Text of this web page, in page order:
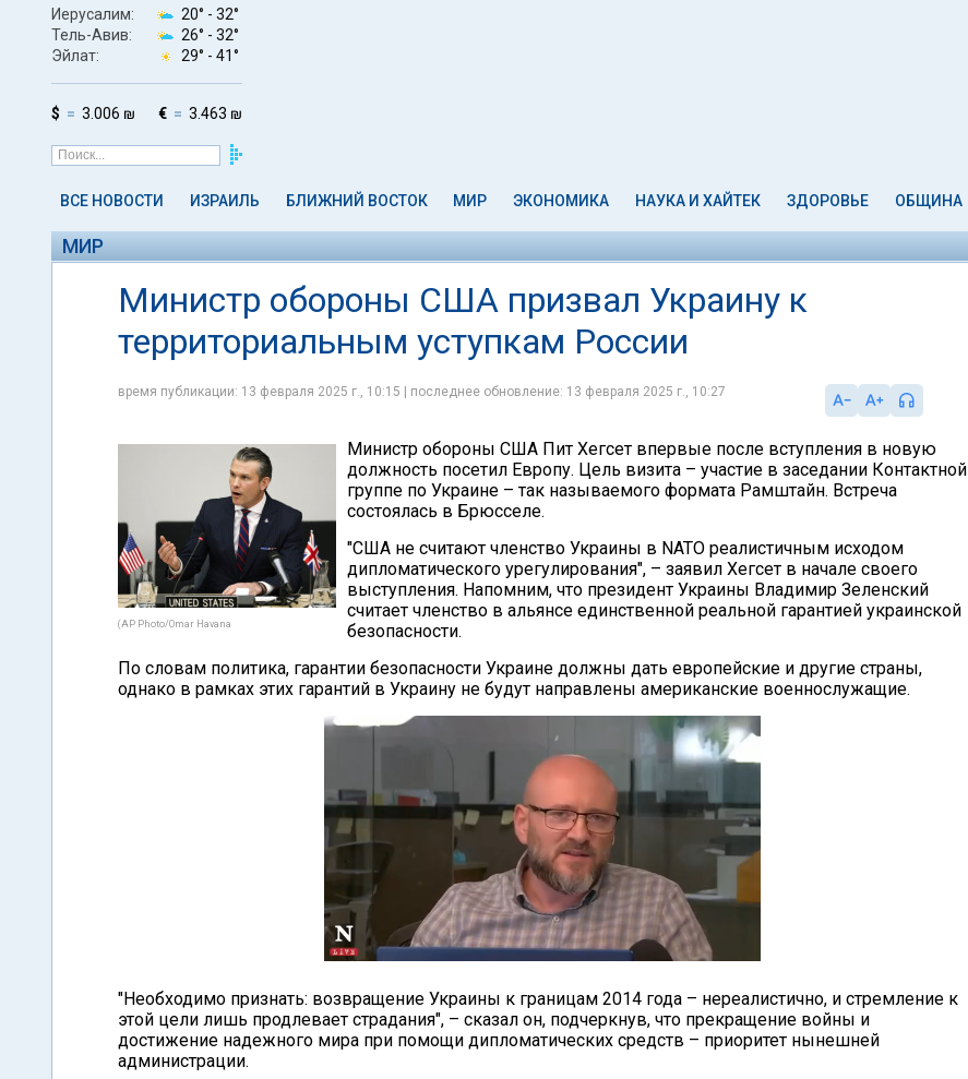
Иерусалим: 20° - 32°
Тель-Авив:
26° - 32°
Эйлат:
29° - 41°
$ 3.006 ₪ € 3.463 ₪
ВСЕ НОВОСТИ ИЗРАИЛЬ БЛИЖНИЙ ВОСТОК МИР ЭКОНОМИКА НАУКА И ХАЙТЕК ЗДОРОВЬЕ ОБЩИНА
МИР
Министр обороны США призвал Украину к
территориальным уступкам России
время публикации: 13 февраля 2025 г., 10:15 | последнее обновление: 13 февраля 2025 г., 10:27
(AP Photo/Omar Havana
Министр обороны США Пит Хегсет впервые после вступления в новую
должность посетил Европу. Цель визита – участие в заседании Контактной
группе по Украине – так называемого формата Рамштайн. Встреча
состоялась в Брюсселе.
"США не считают членство Украины в NATO реалистичным исходом
дипломатического урегулирования", – заявил Хегсет в начале своего
выступления. Напомним, что президент Украины Владимир Зеленский
считает членство в альянсе единственной реальной гарантией украинской
безопасности.
По словам политика, гарантии безопасности Украине должны дать европейские и другие страны,
однако в рамках этих гарантий в Украину не будут направлены американские военнослужащие.
"Необходимо признать: возвращение Украины к границам 2014 года – нереалистично, и стремление к
этой цели лишь продлевает страдания", – сказал он, подчеркнув, что прекращение войны и
достижение надежного мира при помощи дипломатических средств – приоритет нынешней
администрации.